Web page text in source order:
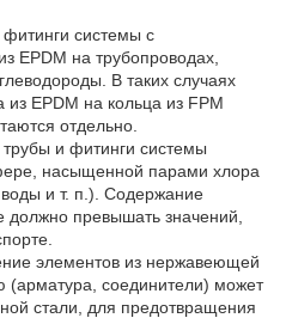
системы с
EPDM на трубопроводах,
В таких случаях
EPDM на кольца из FPM
отдельно.
и фитинги системы
насыщенной парами хлора
и т. п.). Содержание
должно превышать значений,
элементов из нержавеющей
(арматура, соединители) может
стали, для предотвращения